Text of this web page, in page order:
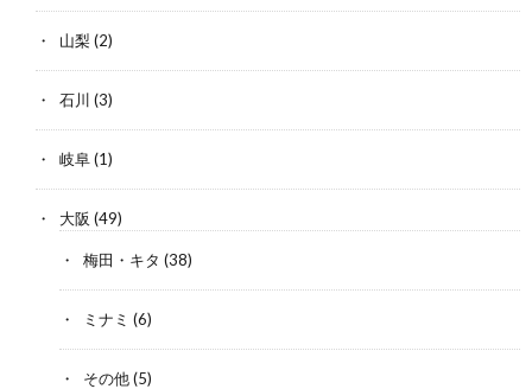
山梨(2)
石川 (3)
岐阜(1)
大阪 (49)
梅田・キタ (38)
ミナミ (6)
その他(5)